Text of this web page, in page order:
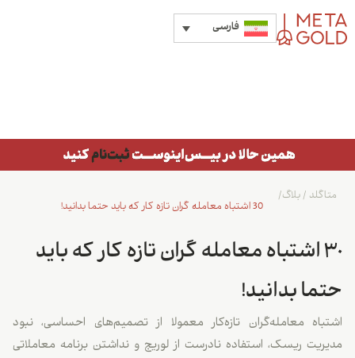
فارسی
30 اشتباه معامله گران تازه کار که باید حتما بدانید!
متاگلد /بلاگ/
30 اشتباه معامله گران تازه کار که باید
حتما بدانید!
اشتباه معامله‌گران تازه‌کار معمولا از تصمیم‌های احساسی، نبود
مدیریت ریسک، استفاده نادرست از لوریج و نداشتن برنامه معاملاتی